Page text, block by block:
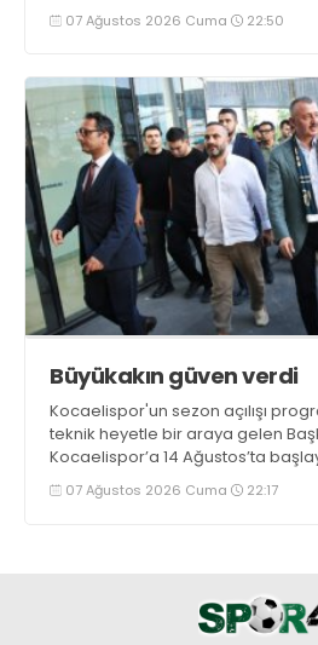
07 Ağustos 2026 Cuma 22:50
Büyükakın güven verdi
Kocaelispor'un sezon açılışı
teknik heyetle bir araya gelen
Kocaelispor’a 14 Ağustos’ta
maratonunda başarılar diledi ve
07 Ağustos 2026 Cuma 22:17